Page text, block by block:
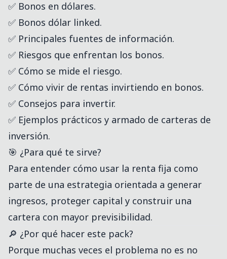
✅ Bonos en dólares.
✅ Bonos dólar linked.
✅ Principales fuentes de información.
✅ Riesgos que enfrentan los bonos.
✅ Cómo se mide el riesgo.
✅ Cómo vivir de rentas invirtiendo en bonos.
✅ Consejos para invertir.
✅ Ejemplos prácticos y armado de carteras de
inversión.
🎯 ¿Para qué te sirve?
Para entender cómo usar la renta fija como
parte de una estrategia orientada a generar
ingresos, proteger capital y construir una
cartera con mayor previsibilidad.
🔎 ¿Por qué hacer este pack?
Porque muchas veces el problema no es no